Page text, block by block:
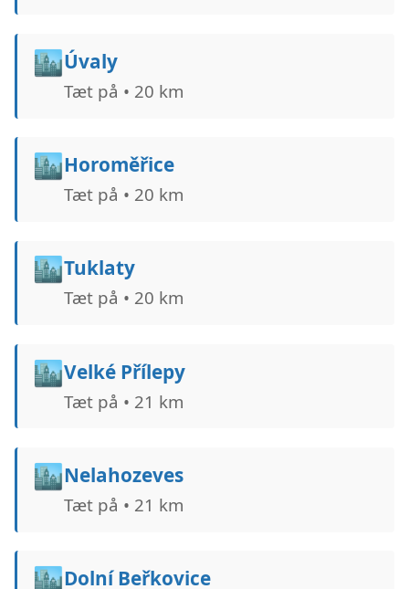
🏙️Úvaly
Tæt på • 20 km
🏙️Horoměřice
Tæt på • 20 km
🏙️Tuklaty
Tæt på • 20 km
🏙️Velké Přílepy
Tæt på • 21 km
🏙️Nelahozeves
Tæt på • 21 km
🏙️Dolní Beřkovice